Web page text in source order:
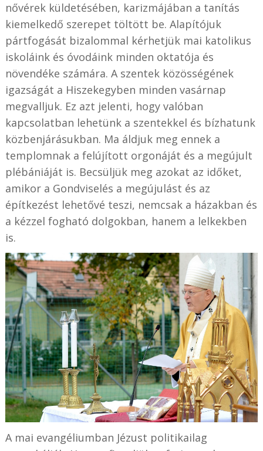
nővérek küldetésében, karizmájában a tanítás
kiemelkedő szerepet töltött be. Alapítójuk
pártfogását bizalommal kérhetjük mai katolikus
iskoláink és óvodáink minden oktatója és
növendéke számára. A szentek közösségének
igazságát a Hiszekegyben minden vasárnap
megvalljuk. Ez azt jelenti, hogy valóban
kapcsolatban lehetünk a szentekkel és bízhatunk
közbenjárásukban. Ma áldjuk meg ennek a
templomnak a felújított orgonáját és a megújult
plébániáját is. Becsüljük meg azokat az időket,
amikor a Gondviselés a megújulást és az
építkezést lehetővé teszi, nemcsak a házakban és
a kézzel fogható dolgokban, hanem a lelkekben
is.
A mai evangéliumban Jézust politikailag